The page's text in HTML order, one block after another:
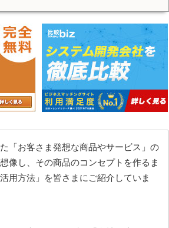
「お客さま発想な商品やサービス」の
像し、その商品のコンセプトを作るま
用方法」を皆さまにご紹介していま